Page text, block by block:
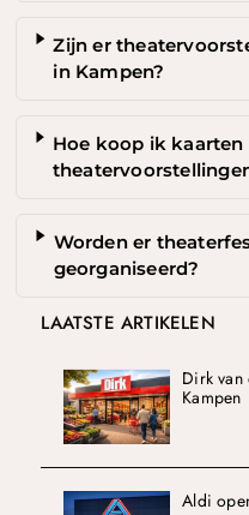
Zijn er
in Kampen?
Hoe koop ik kaarten
Worden er
georganiseerd?
LAATSTE ARTIKELEN
Dirk
Kampen
Aldi